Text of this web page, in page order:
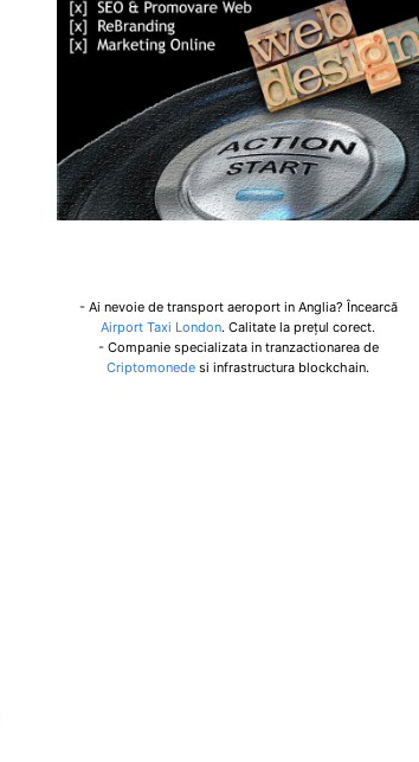
- Ai nevoie de transport aeroport in Anglia? Încearcă
Airport Taxi London. Calitate la prețul corect.
- Companie specializata in tranzactionarea de
Criptomonede si infrastructura blockchain.